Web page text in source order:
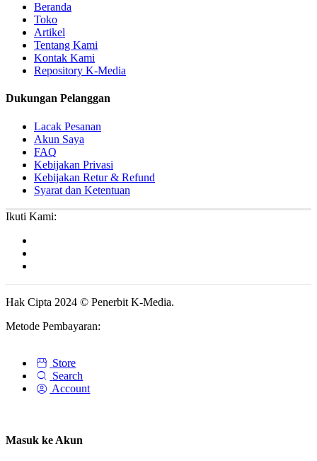
Beranda
Toko
Artikel
Tentang Kami
Kontak Kami
Repository K-Media
Dukungan Pelanggan
Lacak Pesanan
Akun Saya
FAQ
Kebijakan Privasi
Kebijakan Retur & Refund
Syarat dan Ketentuan
Ikuti Kami:
Hak Cipta 2024 © Penerbit K-Media.
Metode Pembayaran:
Store
Search
Account
Masuk ke Akun